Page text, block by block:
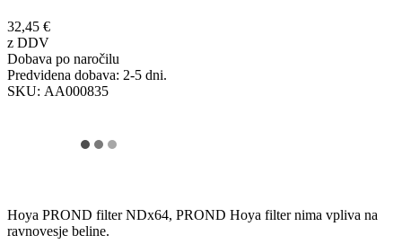
32,45 €
z DDV
Dobava po naročilu
Predvidena dobava: 2-5 dni.
SKU: AA000835
Hoya PROND filter NDx64, PROND Hoya filter nima vpliva na
ravnovesje beline.